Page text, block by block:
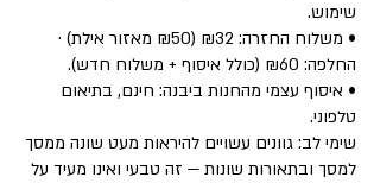
שימוש.
• משלוח החזרה: ₪32 (₪50 מאזור אילת) ·
החלפה: ₪60 (כולל איסוף + משלוח חדש).
• איסוף עצמי מהחנות ביבנה: חינם, בתיאום
טלפוני.
שימי לב: גוונים עשויים להיראות מעט שונה ממסך
למסך ובתאורות שונות — זה טבעי ואינו מעיד על